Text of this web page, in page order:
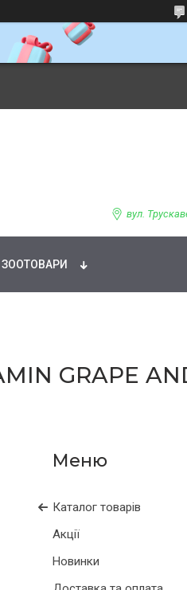
вул.
ЗООТОВАРИ
GRAPE
Каталог товарів
Акції
Новинки